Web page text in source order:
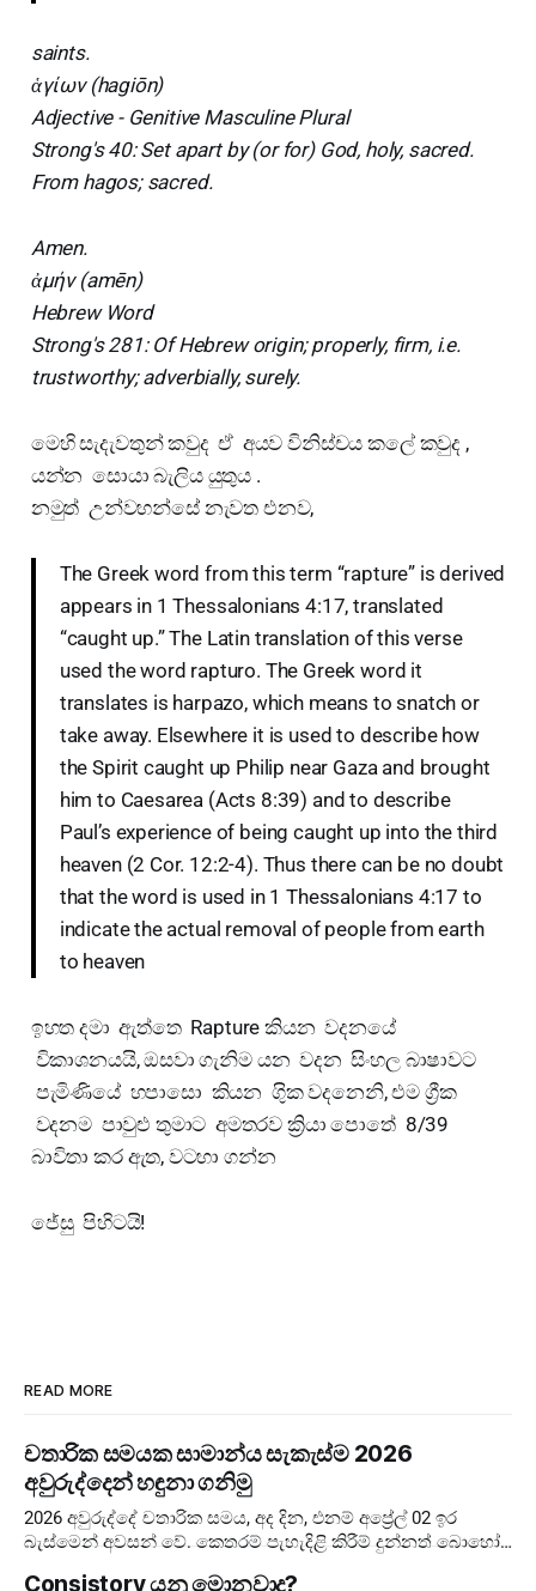
saints.
ἁγίων (hagiōn)
Adjective - Genitive Masculine Plural
Strong's 40: Set apart by (or for) God, holy, sacred.
From hagos; sacred.
Amen.
ἀμήν (amēn)
Hebrew Word
Strong's 281: Of Hebrew origin; properly, firm, i.e.
trustworthy; adverbially, surely.
මෙහි සැදැවතුන් කවුද ඒ අයව විනිස්චය කලේ කවුද ,
යන්න සොයා බැලිය යුතුය .
නමුත් උන්වහන්සේ නැවත එනව,
The Greek word from this term “rapture” is derived
appears in 1 Thessalonians 4:17, translated
“caught up.” The Latin translation of this verse
used the word rapturo. The Greek word it
translates is harpazo, which means to snatch or
take away. Elsewhere it is used to describe how
the Spirit caught up Philip near Gaza and brought
him to Caesarea (Acts 8:39) and to describe
Paul’s experience of being caught up into the third
heaven (2 Cor. 12:2-4). Thus there can be no doubt
that the word is used in 1 Thessalonians 4:17 to
indicate the actual removal of people from earth
to heaven
ඉහත දමා ඇත්තෙ Rapture කියන වදනයේ
විකාශනයයි, ඔසවා ගැනිම යන වදන සිංහල බාෂාවට
පැමිණියේ හපාසො කියන ගුික වදනෙනි, එම ග්‍රීක
වදනම පාවුළු තුමාට අමතරව ක්‍රියා පොතේ 8/39
බාවිතා කර ඇත, වටහා ගන්න
ජේසු පිහිටයි!
READ MORE
චතාරික සමයක සාමාන්ය සැකැස්ම 2026
අවුරුද්දෙන් හඳුනා ගනිමු
2026 අවුරුද්දේ චතාරික සමය, අද දින, එනම් අප්‍රේල් 02 ඉර
බැස්මෙන් අවසන් වේ. කෙතරම් පැහැදිළි කිරීම් දුන්නත් බොහෝ
Consistory යනු මොනවාද?